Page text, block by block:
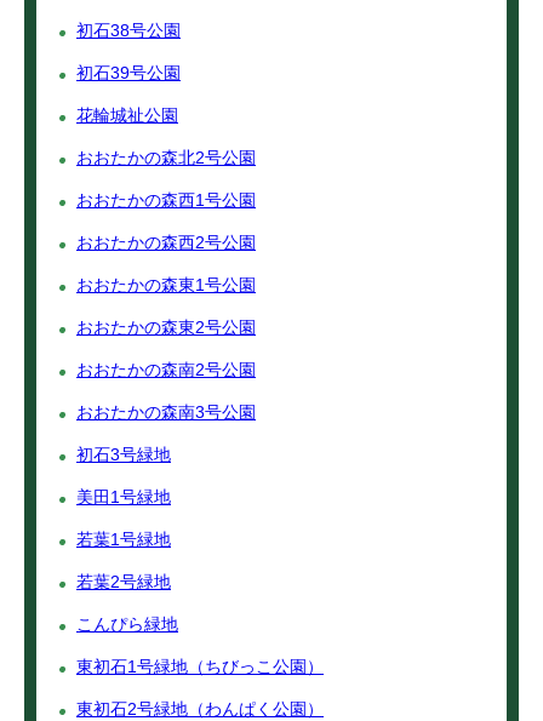
初石38号公園
初石39号公園
花輪城祉公園
おおたかの森北2号公園
おおたかの森西1号公園
おおたかの森西2号公園
おおたかの森東1号公園
おおたかの森東2号公園
おおたかの森南2号公園
おおたかの森南3号公園
初石3号緑地
美田1号緑地
若葉1号緑地
若葉2号緑地
こんぴら緑地
東初石1号緑地（ちびっこ公園）
東初石2号緑地（わんぱく公園）